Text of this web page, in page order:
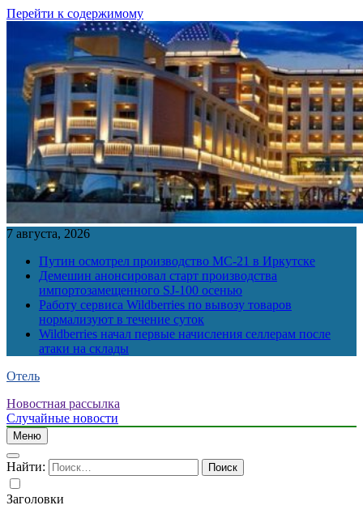
Перейти к содержимому
7 августа, 2026
Путин осмотрел производство МС-21 в Иркутске
Демешин анонсировал старт производства
импортозамещенного SJ-100 осенью
Работу сервиса Wildberries по вывозу товаров
нормализуют в течение суток
Wildberries начал первые начисления селлерам после
атаки на склады
Отель
Новостная рассылка
Случайные новости
Меню
Найти:
Заголовки